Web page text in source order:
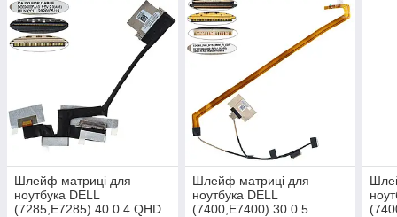
Шлейф матриці для
ноутбука DELL
(7285,E7285) 40 0.4 QHD
Шлейф матриці для
ноутбука DELL
(7400,E7400) 30 0.5